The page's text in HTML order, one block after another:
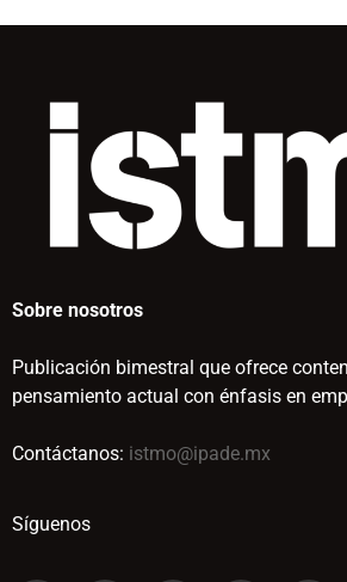
Sobre nosotros
Publicación bimestral que ofrece
pensamiento actual con énfasis en
Contáctanos: istmo@ipade.mx
Síguenos